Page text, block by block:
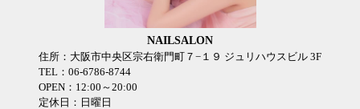
NAILSALON
住所：大阪市中央区宗右衛門町７−１９ ジュリハウスビル 3F
TEL：06-6786-8744
OPEN：12:00～20:00
定休日：日曜日